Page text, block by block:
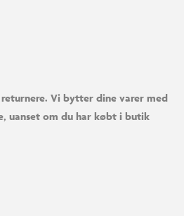
Vi bytter dine varer med
uanset om du har købt i butik